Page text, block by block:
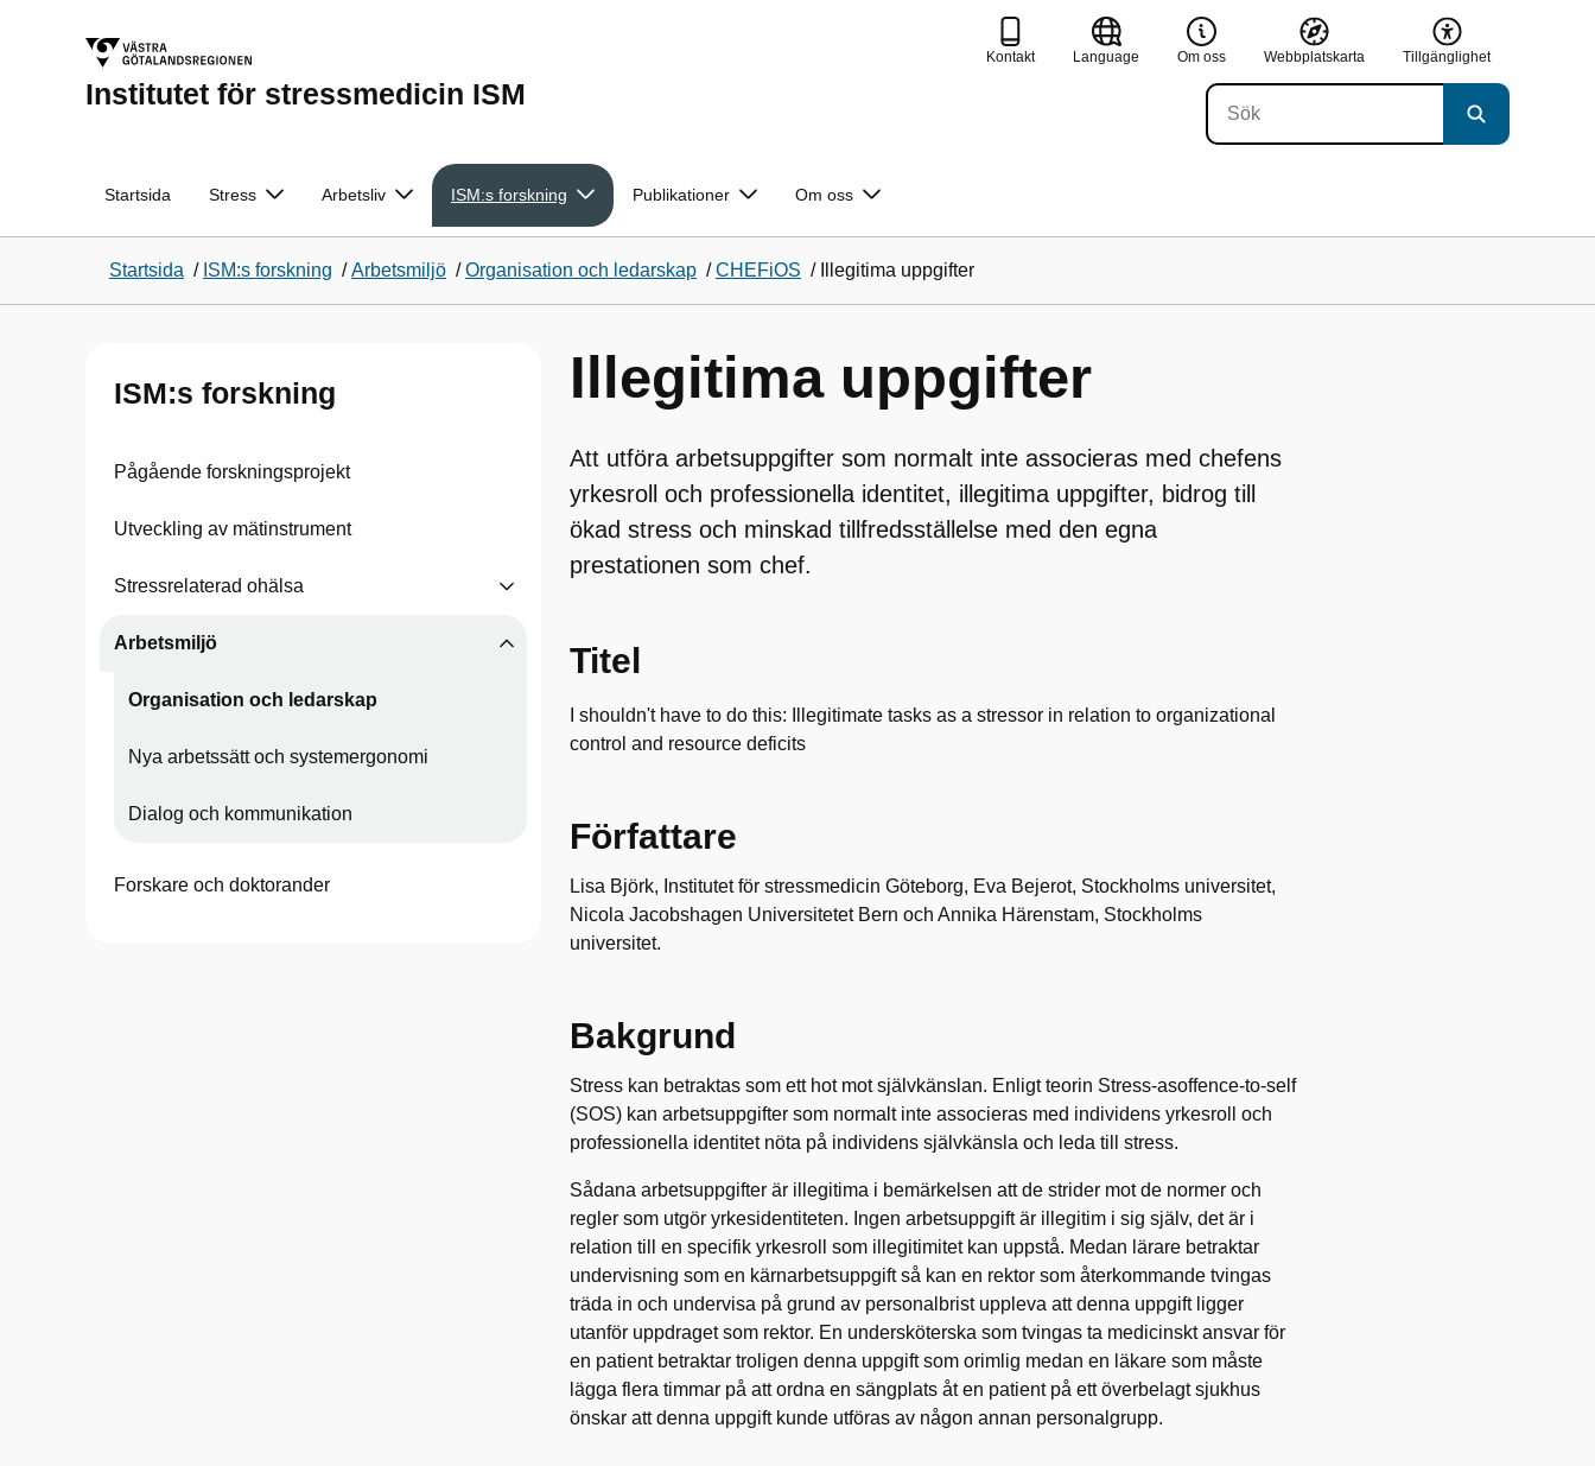
Institutet för stressmedicin ISM
Kontakt Language Om oss Webbplatskarta Tillgänglighet
Startsida Stress Arbetsliv ISM:s forskning Publikationer Om oss
Startsida / ISM:s forskning /Arbetsmiljö /Organisation och ledarskap /CHEFiOS / Illegitima uppgifter
ISM:s forskning
Pågående forskningsprojekt
Utveckling av mätinstrument
Stressrelaterad ohälsa
Arbetsmiljö
Organisation och ledarskap
Nya arbetssätt och systemergonomi
Dialog och kommunikation
Forskare och doktorander
Illegitima uppgifter
Att utföra arbetsuppgifter som normalt inte associeras med chefens
yrkesroll och professionella identitet, illegitima uppgifter, bidrog till
ökad stress och minskad tillfredsställelse med den egna
prestationen som chef.
Titel
I shouldn't have to do this: Illegitimate tasks as a stressor in relation to organizational
control and resource deficits
Författare
Lisa Björk, Institutet för stressmedicin Göteborg, Eva Bejerot, Stockholms universitet,
Nicola Jacobshagen Universitetet Bern och Annika Härenstam, Stockholms
universitet.
Bakgrund
Stress kan betraktas som ett hot mot självkänslan. Enligt teorin Stress-asoffence-to-self
(SOS) kan arbetsuppgifter som normalt inte associeras med individens yrkesroll och
professionella identitet nöta på individens självkänsla och leda till stress.
Sådana arbetsuppgifter är illegitima i bemärkelsen att de strider mot de normer och
regler som utgör yrkesidentiteten. Ingen arbetsuppgift är illegitim i sig själv, det är i
relation till en specifik yrkesroll som illegitimitet kan uppstå. Medan lärare betraktar
undervisning som en kärnarbetsuppgift så kan en rektor som återkommande tvingas
träda in och undervisa på grund av personalbrist uppleva att denna uppgift ligger
utanför uppdraget som rektor. En undersköterska som tvingas ta medicinskt ansvar för
en patient betraktar troligen denna uppgift som orimlig medan en läkare som måste
lägga flera timmar på att ordna en sängplats åt en patient på ett överbelagt sjukhus
önskar att denna uppgift kunde utföras av någon annan personalgrupp.